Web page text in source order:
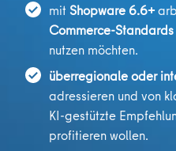
mit Shopware 6.6+
Commerce-Standards
nutzen möchten.
überregionale oder
adressieren und von
KI-gestützte
profitieren wollen.